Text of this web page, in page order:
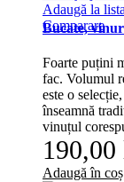
Adaugă la
Comparare
Bucate,
Foarte puțini
fac. Volumul
este o
înseamnă
vinuțul
190,00
Adaugă în coș